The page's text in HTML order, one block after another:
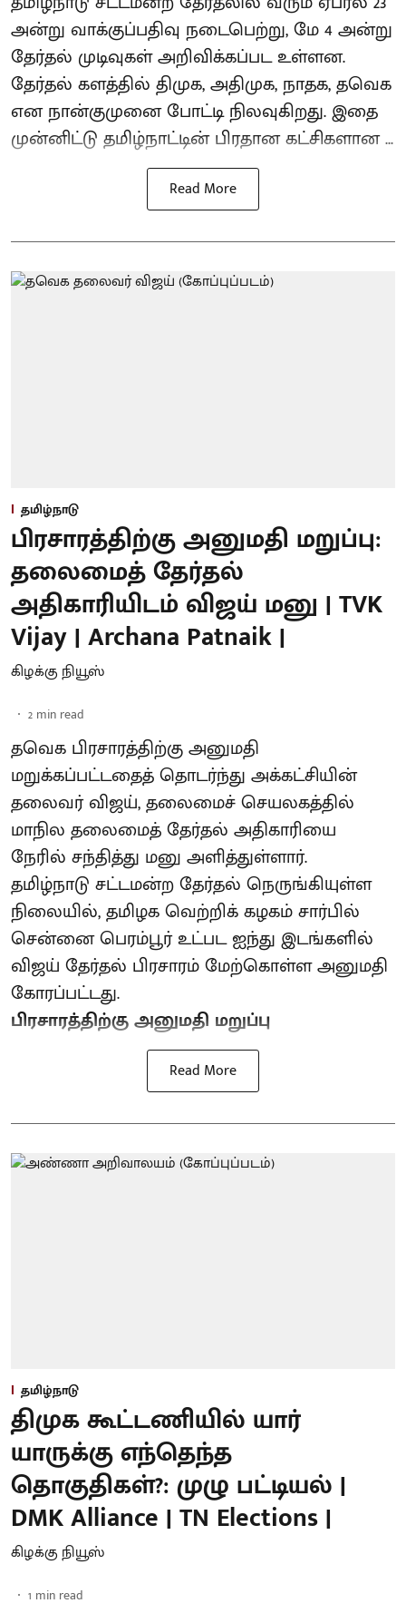
அன்று வாக்குப்பதிவு நடைபெற்று, மே 4 அன்று
தேர்தல் முடிவுகள் அறிவிக்கப்பட உள்ளன.
தேர்தல் களத்தில் திமுக, அதிமுக, நாதக, தவெக
என நான்குமுனை போட்டி நிலவுகிறது. இதை
முன்னிட்டு தமிழ்நாட்டின் பிரதான கட்சிகளான ...
Read More
தமிழ்நாடு
பிரசாரத்திற்கு அனுமதி மறுப்பு:
தலைமைத் தேர்தல்
அதிகாரியிடம் விஜய் மனு | TVK
Vijay | Archana Patnaik |
கிழக்கு நியூஸ்
2 min read
தவெக பிரசாரத்திற்கு அனுமதி
மறுக்கப்பட்டதைத் தொடர்ந்து அக்கட்சியின்
தலைவர் விஜய், தலைமைச் செயலகத்தில்
மாநில தலைமைத் தேர்தல் அதிகாரியை
நேரில் சந்தித்து மனு அளித்துள்ளார்.
தமிழ்நாடு சட்டமன்ற தேர்தல் நெருங்கியுள்ள
நிலையில், தமிழக வெற்றிக் கழகம் சார்பில்
சென்னை பெரம்பூர் உட்பட ஐந்து இடங்களில்
விஜய் தேர்தல் பிரசாரம் மேற்கொள்ள அனுமதி
கோரப்பட்டது.
பிரசாரத்திற்கு அனுமதி மறுப்பு
Read More
தமிழ்நாடு
திமுக கூட்டணியில் யார்
யாருக்கு எந்தெந்த
தொகுதிகள்?: முழு பட்டியல் |
DMK Alliance | TN Elections |
கிழக்கு நியூஸ்
1 min read